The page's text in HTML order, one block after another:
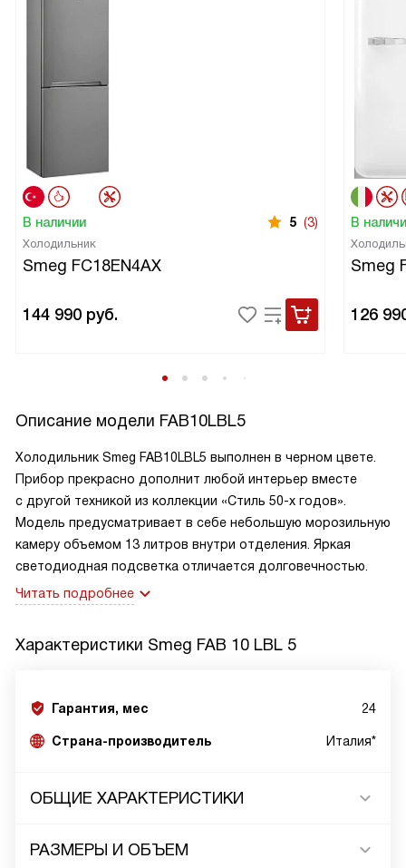
В наличии 5 (3)
Холодильник
Smeg FC18EN4AX
144 990 руб.
В
Smeg
126
Описание модели FAB10LBL5
Холодильник Smeg FAB10LBL5 выполнен в черном цвете.
Прибор прекрасно дополнит любой интерьер вместе
с другой техникой из коллекции «Стиль 50-х годов».
Модель предусматривает в себе небольшую морозильную
камеру объемом 13 литров внутри отделения. Яркая
светодиодная подсветка отличается долговечностью.
Читать подробнее
Характеристики Smeg FAB 10 LBL 5
Гарантия, мес 24
Страна-производитель Италия*
ОБЩИЕ ХАРАКТЕРИСТИКИ
РАЗМЕРЫ И ОБЪЕМ